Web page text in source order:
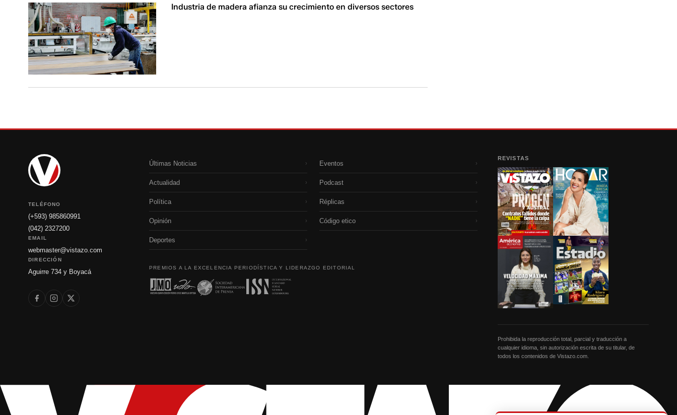
Industria de madera afianza su crecimiento en diversos sectores
TELÉFONO
(+593) 985860991
(042) 2327200
EMAIL
webmaster@vistazo.com
DIRECCIÓN
Aguirre 734 y Boyacá
Últimas Noticias ›
Actualidad ›
Política ›
Opinión ›
Deportes ›
Eventos ›
Podcast ›
Réplicas ›
Código etico ›
PREMIOS A LA EXCELENCIA PERIODÍSTICA Y LIDERAZGO EDITORIAL
REVISTAS
Prohibida la reproducción total, parcial y traducción a
cualquier idioma, sin autorización escrita de su titular, de
todos los contenidos de Vistazo.com.